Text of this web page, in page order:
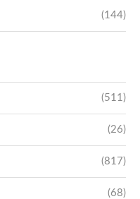
(144)
(511)
(26)
(817)
(68)